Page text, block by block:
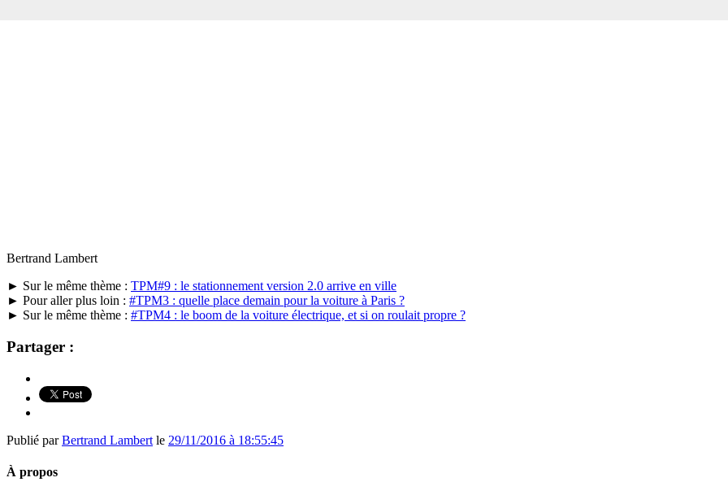
Bertrand Lambert
► Sur le même thème : TPM#9 : le stationnement version 2.0 arrive en ville
► Pour aller plus loin : #TPM3 : quelle place demain pour la voiture à Paris ?
► Sur le même thème : #TPM4 : le boom de la voiture électrique, et si on roulait propre ?
Partager :
Publié parBertrand Lambert le 29/11/2016 à 18:55:45
À propos